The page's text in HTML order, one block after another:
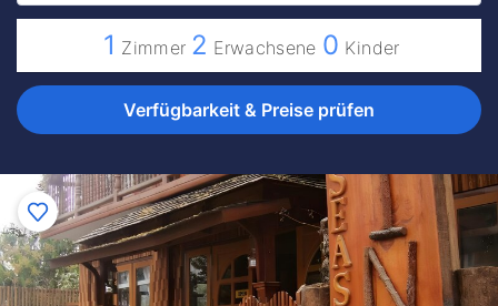
1 Zimmer 2 Erwachsene 0 Kinder
Verfügbarkeit & Preise prüfen